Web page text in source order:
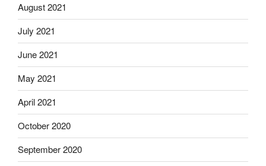
August 2021
July 2021
June 2021
May 2021
April 2021
October 2020
September 2020